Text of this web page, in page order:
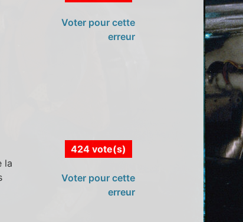
Voter pour cette
erreur
la
424 vote(s)
Voter pour cette
erreur